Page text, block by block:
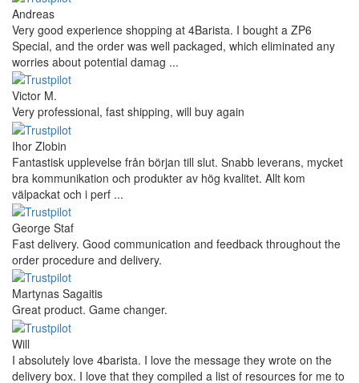
Andreas
Very good experience shopping at 4Barista. I bought a ZP6
Special, and the order was well packaged, which eliminated any
worries about potential damag ...
Victor M.
Very professional, fast shipping, will buy again
Ihor Zlobin
Fantastisk upplevelse från början till slut. Snabb leverans, mycket
bra kommunikation och produkter av hög kvalitet. Allt kom
välpackat och i perf ...
George Staf
Fast delivery. Good communication and feedback throughout the
order procedure and delivery.
Martynas Sagaitis
Great product. Game changer.
Will
I absolutely love 4barista. I love the message they wrote on the
delivery box. I love that they compiled a list of resources for me to